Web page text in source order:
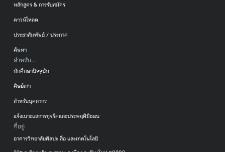
หลักสูตร & การรับสมัคร
ดาวน์โหลด
ประชาสัมพันธ์ / ประกาศ
ค้นหา
สำหรับ...
นักศึกษาปัจจุบัน
ศิษย์เก่า
สำหรับบุคลากร
แจ้งเบาะแสการทุจริตและประพฤติมิชอบ
ที่อยู่
อาคารวิทยาลัยศิลปะ สื่อ และเทคโนโลยี